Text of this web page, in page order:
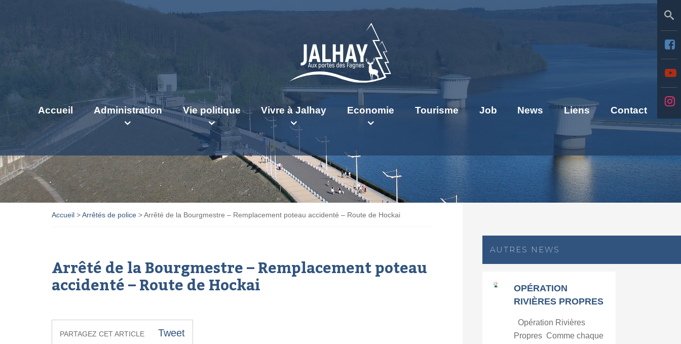
Accueil Administration Vie politique Vivre à Jalhay Economie Tourisme Job News Liens Contact
Accueil >Arrêtés de police >Arrêté de la Bourgmestre – Remplacement poteau accidenté – Route de Hockai
Arrêté de la Bourgmestre – Remplacement poteau
accidenté – Route de Hockai
PARTAGEZ CET ARTICLE Tweet
AUTRES NEWS
OPÉRATION
RIVIÈRES PROPRES
Opération Rivières
Propres Comme chaque